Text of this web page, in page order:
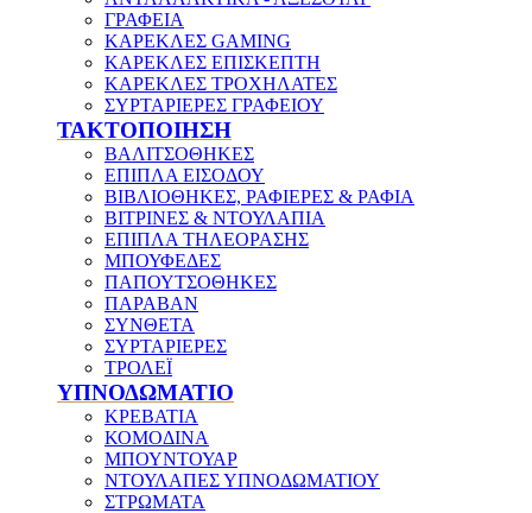
ΓΡΑΦΕΙΑ
ΚΑΡΕΚΛΕΣ GAMING
ΚΑΡΕΚΛΕΣ ΕΠΙΣΚΕΠΤΗ
ΚΑΡΕΚΛΕΣ ΤΡΟΧΗΛΑΤΕΣ
ΣΥΡΤΑΡΙΕΡΕΣ ΓΡΑΦΕΙΟΥ
ΤΑΚΤΟΠΟΙΗΣΗ
ΒΑΛΙΤΣΟΘΗΚΕΣ
ΕΠΙΠΛΑ ΕΙΣΟΔΟΥ
ΒΙΒΛΙΟΘΗΚΕΣ, ΡΑΦΙΕΡΕΣ & ΡΑΦΙΑ
ΒΙΤΡΙΝΕΣ & ΝΤΟΥΛΑΠΙΑ
ΕΠΙΠΛΑ ΤΗΛΕΟΡΑΣΗΣ
ΜΠΟΥΦΕΔΕΣ
ΠΑΠΟΥΤΣΟΘΗΚΕΣ
ΠΑΡΑΒΑΝ
ΣΥΝΘΕΤΑ
ΣΥΡΤΑΡΙΕΡΕΣ
ΤΡΟΛΕΪ
ΥΠΝΟΔΩΜΑΤΙΟ
ΚΡΕΒΑΤΙΑ
ΚΟΜΟΔΙΝΑ
ΜΠΟΥΝΤΟΥΑΡ
ΝΤΟΥΛΑΠΕΣ ΥΠΝΟΔΩΜΑΤΙΟΥ
ΣΤΡΩΜΑΤΑ